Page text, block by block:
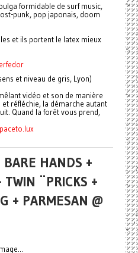
formidable de surf music,
punk, pop japonais, doom
et ils portent le latex mieux
et niveau de gris, Lyon)
vidéo et son de manière
réfléchie, la démarche autant
Quand la forêt vous prend,
HANDS +
¨PRICKS +
+ PARMESAN @